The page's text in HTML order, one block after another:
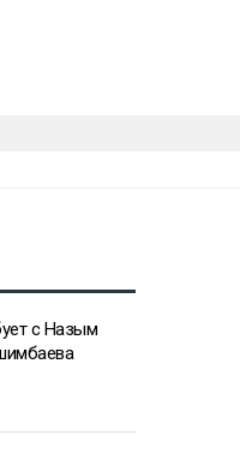
с Назым